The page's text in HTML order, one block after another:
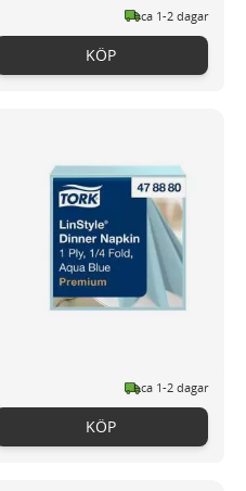
ca 1-2 dagar
KÖP
ca 1-2 dagar
KÖP